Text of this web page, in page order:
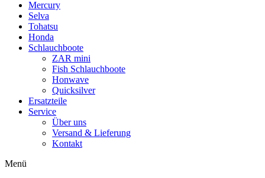
Mercury
Selva
Tohatsu
Honda
Schlauchboote
ZAR mini
Fish Schlauchboote
Honwave
Quicksilver
Ersatzteile
Service
Über uns
Versand & Lieferung
Kontakt
Menü